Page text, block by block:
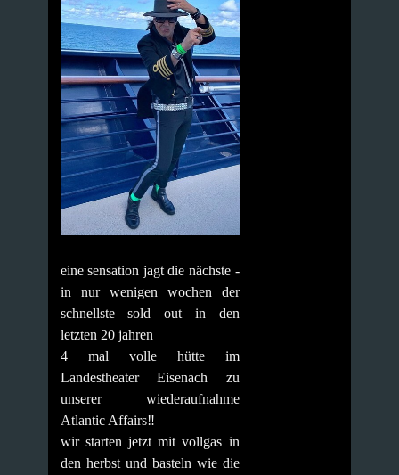
eine sensation jagt die nächste -
in nur wenigen wochen der
schnellste sold out in den
letzten 20 jahren
4 mal volle hütte im
Landestheater Eisenach zu
unserer wiederaufnahme
Atlantic Affairs‼️
wir starten jetzt mit vollgas in
den herbst und basteln wie die